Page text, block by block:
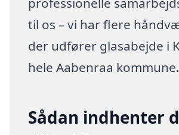
til os – vi har flere
der udfører glasabejde i
hele Aabenraa kommune.
Sådan indhenter